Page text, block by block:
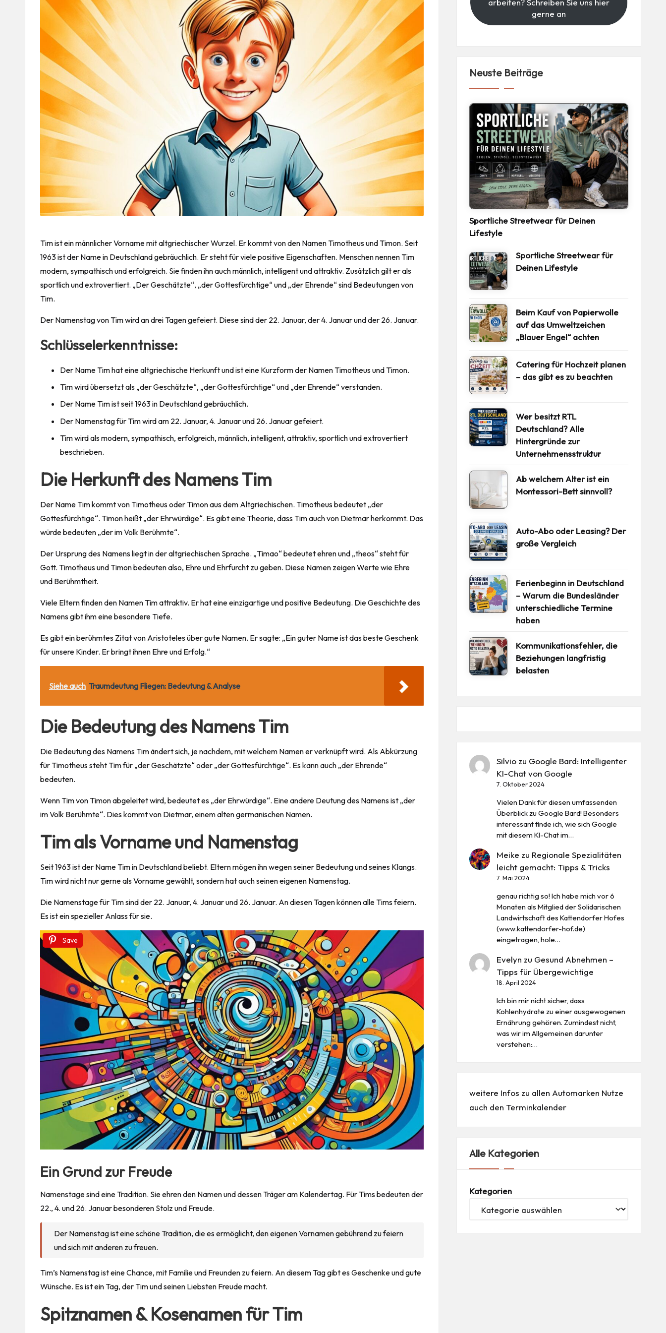
Tim ist ein männlicher Vorname mit altgriechischer Wurzel. Er kommt von den Namen Timotheus und Timon. Seit
1963 ist der Name in Deutschland gebräuchlich. Er steht für viele positive Eigenschaften. Menschen nennen Tim
modern, sympathisch und erfolgreich. Sie finden ihn auch männlich, intelligent und attraktiv. Zusätzlich gilt er als
sportlich und extrovertiert. „Der Geschätzte“, „der Gottesfürchtige“ und „der Ehrende“ sind Bedeutungen von
Tim.
Der Namenstag von Tim wird an drei Tagen gefeiert. Diese sind der 22. Januar, der 4. Januar und der 26. Januar.
Schlüsselerkenntnisse:
Der Name Tim hat eine altgriechische Herkunft und ist eine Kurzform der Namen Timotheus und Timon.
Tim wird übersetzt als „der Geschätzte“, „der Gottesfürchtige“ und „der Ehrende“ verstanden.
Der Name Tim ist seit 1963 in Deutschland gebräuchlich.
Der Namenstag für Tim wird am 22. Januar, 4. Januar und 26. Januar gefeiert.
Tim wird als modern, sympathisch, erfolgreich, männlich, intelligent, attraktiv, sportlich und extrovertiert
beschrieben.
Die Herkunft des Namens Tim
Der Name Tim kommt von Timotheus oder Timon aus dem Altgriechischen. Timotheus bedeutet „der
Gottesfürchtige“. Timon heißt „der Ehrwürdige“. Es gibt eine Theorie, dass Tim auch von Dietmar herkommt. Das
würde bedeuten „der im Volk Berühmte“.
Der Ursprung des Namens liegt in der altgriechischen Sprache. „Timao“ bedeutet ehren und „theos“ steht für
Gott. Timotheus und Timon bedeuten also, Ehre und Ehrfurcht zu geben. Diese Namen zeigen Werte wie Ehre
und Berühmtheit.
Viele Eltern finden den Namen Tim attraktiv. Er hat eine einzigartige und positive Bedeutung. Die Geschichte des
Namens gibt ihm eine besondere Tiefe.
Es gibt ein berühmtes Zitat von Aristoteles über gute Namen. Er sagte: „Ein guter Name ist das beste Geschenk
für unsere Kinder. Er bringt ihnen Ehre und Erfolg.“
Siehe auch Traumdeutung Fliegen: Bedeutung & Analyse
Die Bedeutung des Namens Tim
Die Bedeutung des Namens Tim ändert sich, je nachdem, mit welchem Namen er verknüpft wird. Als Abkürzung
für Timotheus steht Tim für „der Geschätzte“ oder „der Gottesfürchtige“. Es kann auch „der Ehrende“
bedeuten.
Wenn Tim von Timon abgeleitet wird, bedeutet es „der Ehrwürdige“. Eine andere Deutung des Namens ist „der
im Volk Berühmte“. Dies kommt von Dietmar, einem alten germanischen Namen.
Tim als Vorname und Namenstag
Seit 1963 ist der Name Tim in Deutschland beliebt. Eltern mögen ihn wegen seiner Bedeutung und seines Klangs.
Tim wird nicht nur gerne als Vorname gewählt, sondern hat auch seinen eigenen Namenstag.
Die Namenstage für Tim sind der 22. Januar, 4. Januar und 26. Januar. An diesen Tagen können alle Tims feiern.
Es ist ein spezieller Anlass für sie.
Save
Ein Grund zur Freude
Namenstage sind eine Tradition. Sie ehren den Namen und dessen Träger am Kalendertag. Für Tims bedeuten der
22., 4. und 26. Januar besonderen Stolz und Freude.
Der Namenstag ist eine schöne Tradition, die es ermöglicht, den eigenen Vornamen gebührend zu feiern
und sich mit anderen zu freuen.
Tim’s Namenstag ist eine Chance, mit Familie und Freunden zu feiern. An diesem Taggibt esGeschenkeund gute
Wünsche. Es ist ein Tag, der Tim und seinen Liebsten Freude macht.
Spitznamen & Kosenamen für Tim
gerne an
Neuste Beiträge
Sportliche Streetwear für Deinen
Lifestyle
Sportliche Streetwear für
Deinen Lifestyle
Beim Kauf von Papierwolle
auf das Umweltzeichen
„Blauer Engel“ achten
Catering für Hochzeit planen
– das gibt es zu beachten
Wer besitzt RTL
Deutschland? Alle
Hintergründe zur
Unternehmensstruktur
Ab welchem Alter ist ein
Montessori-Bett sinnvoll?
Auto-Abo oder Leasing? Der
große Vergleich
Ferienbeginn in Deutschland
– Warum die Bundesländer
unterschiedliche Termine
haben
Kommunikationsfehler, die
Beziehungen langfristig
belasten
Silvio zu Google Bard: Intelligenter
KI-Chat von Google
7. Oktober 2024
Vielen Dank für diesen umfassenden
Überblick zu Google Bard! Besonders
interessant finde ich, wie sich Google
mit diesem KI-Chat im…
Meike zu Regionale Spezialitäten
leicht gemacht: Tipps & Tricks
7. Mai 2024
genau richtig so! Ich habe mich vor 6
Monaten als Mitglied der Solidarischen
Landwirtschaft des Kattendorfer Hofes
(www.kattendorfer-hof.de)
eingetragen, hole…
Evelyn zu Gesund Abnehmen –
Tipps für Übergewichtige
18. April 2024
Ich bin mir nicht sicher, dass
Kohlenhydrate zu einer ausgewogenen
Ernährung gehören. Zumindest nicht,
was wir im Allgemeinen darunter
verstehen:…
weitere Infos zu allen Automarken Nutze
auch den Terminkalender
Alle Kategorien
Kategorien